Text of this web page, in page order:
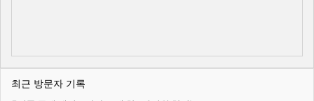
최근 방문자 기록